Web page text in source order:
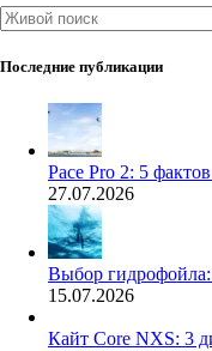
Последние публикации
Pace Pro 2: 5
27.07.2026
Выбор гидрофойла:
15.07.2026
Кайт Core NXS: 3